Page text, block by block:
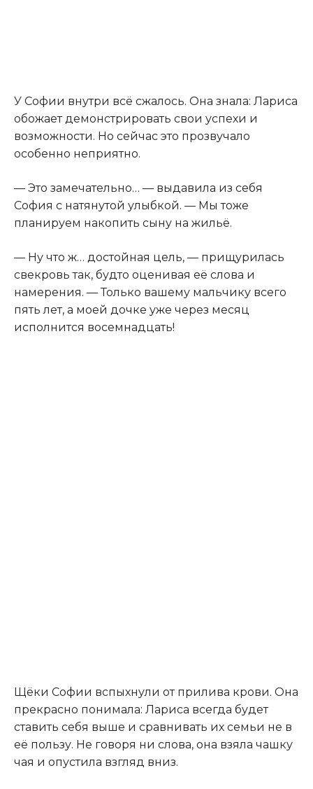
У Софии внутри всё сжалось. Она знала: Лариса
обожает демонстрировать свои успехи и
возможности. Но сейчас это прозвучало
особенно неприятно.
— Это замечательно… — выдавила из себя
София с натянутой улыбкой. — Мы тоже
планируем накопить сыну на жильё.
— Ну что ж… достойная цель, — прищурилась
свекровь так, будто оценивая её слова и
намерения. — Только вашему мальчику всего
пять лет, а моей дочке уже через месяц
исполнится восемнадцать!
Щёки Софии вспыхнули от прилива крови. Она
прекрасно понимала: Лариса всегда будет
ставить себя выше и сравнивать их семьи не в
её пользу. Не говоря ни слова, она взяла чашку
чая и опустила взгляд вниз.